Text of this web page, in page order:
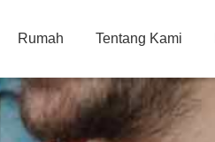
Rumah Tentang Kami